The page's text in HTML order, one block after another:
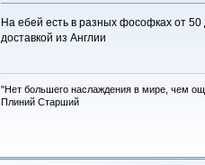
На ебей есть в разных фософках от 50
доставкой из Англии
"Нет большего наслаждения в мире, чем
Плиний Старший